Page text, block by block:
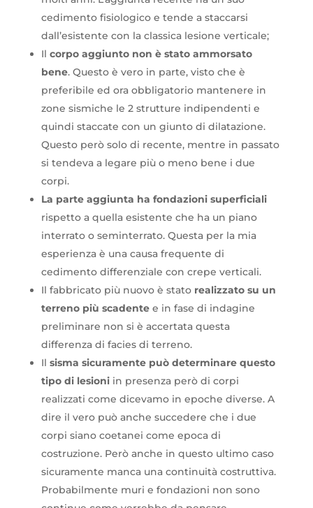
cedimento fisiologico e tende a staccarsi
dall’esistente con la classica lesione verticale;
Il corpo aggiunto non è stato ammorsato
bene. Questo è vero in parte, visto che è
preferibile ed ora obbligatorio mantenere in
zone sismiche le 2 strutture indipendenti e
quindi staccate con un giunto di dilatazione.
Questo però solo di recente, mentre in passato
si tendeva a legare più o meno bene i due
corpi.
La parte aggiunta ha fondazioni superficiali
rispetto a quella esistente che ha un piano
interrato o seminterrato. Questa per la mia
esperienza è una causa frequente di
cedimento differenziale con crepe verticali.
Il fabbricato più nuovo è stato realizzato su un
terreno più scadentee in fase di indagine
preliminare non si è accertata questa
differenza di facies di terreno.
Il sisma sicuramente può determinare questo
tipo di lesioniin presenza però di corpi
realizzati come dicevamo in epoche diverse. A
dire il vero può anche succedere che i due
corpi siano coetanei come epoca di
costruzione. Però anche in questo ultimo caso
sicuramente manca una continuità costruttiva.
Probabilmente muri e fondazioni non sono